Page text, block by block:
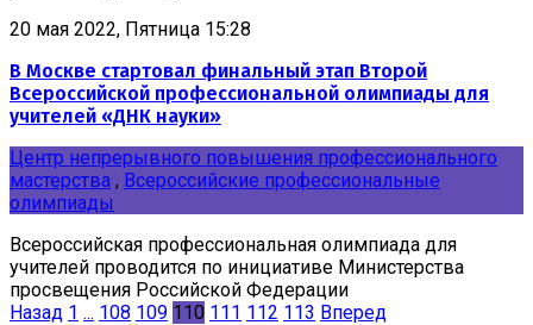
20 мая 2022, Пятница 15:28
В Москве стартовал финальный этап Второй
Всероссийской профессиональной олимпиады для
учителей «ДНК науки»
Центр непрерывного повышения профессионального
мастерства , Всероссийские профессиональные
олимпиады
Всероссийская профессиональная олимпиада для
учителей проводится по инициативе Министерства
просвещения Российской Федерации
Назад 1 ... 108 109 110 111 112 113 Вперед